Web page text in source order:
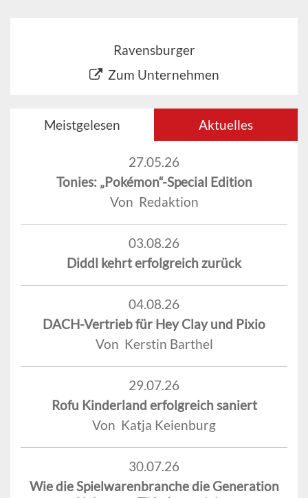
Ravensburger
Zum Unternehmen
Meistgelesen Aktuelles
27.05.26
Tonies: „Pokémon“-Special Edition
Von Redaktion
03.08.26
Diddl kehrt erfolgreich zurück
04.08.26
DACH-Vertrieb für Hey Clay und Pixio
Von Kerstin Barthel
29.07.26
Rofu Kinderland erfolgreich saniert
Von Katja Keienburg
30.07.26
Wie die Spielwarenbranche die Generation